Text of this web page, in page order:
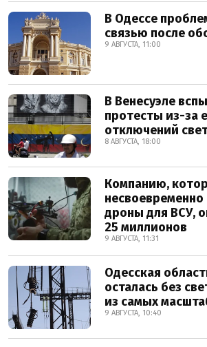
В Одессе
связью после
9 АВГУСТА, 11:00
В Венесуэле
протесты из-за
отключений
8 АВГУСТА, 18:00
Компанию,
несвоевременно
дроны для ВСУ,
25 миллионов
9 АВГУСТА, 11:31
Одесская
осталась без
из самых
9 АВГУСТА, 10:40